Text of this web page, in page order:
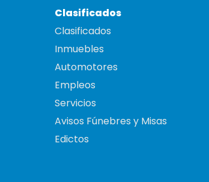
Clasificados
Clasificados
Inmuebles
Automotores
Empleos
Servicios
Avisos Fúnebres y Misas
Edictos